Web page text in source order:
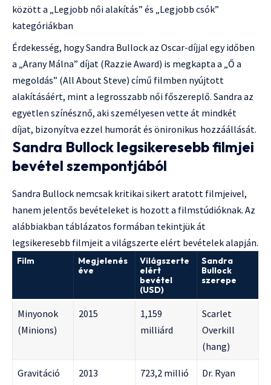
között a „Legjobb női alakítás” és „Legjobb csók”
kategóriákban
Érdekesség, hogy Sandra Bullock az Oscar-díjjal egy időben
a „Arany Málna” díjat (Razzie Award) is megkapta a „Ő a
megoldás” (All About Steve) című filmben nyújtott
alakításáért, mint a legrosszabb női főszereplő. Sandra az
egyetlen színésznő, aki személyesen vette át mindkét
díjat, bizonyítva ezzel humorát és önironikus hozzáállását.
Sandra Bullock legsikeresebb filmjei
bevétel szempontjából
Sandra Bullock nemcsak kritikai sikert aratott filmjeivel,
hanem jelentős bevételeket is hozott a filmstúdióknak. Az
alábbiakban táblázatos formában tekintjük át
legsikeresebb filmjeit a világszerte elért bevételek alapján.
Film
Megjelenés
éve
Világszerte
elért
bevétel
(USD)
Sandra
Bullock
szerepe
Minyonok
(Minions)
2015
1,159
milliárd
Scarlet
Overkill
(hang)
Gravitáció
2013 723,2 millió
Dr. Ryan